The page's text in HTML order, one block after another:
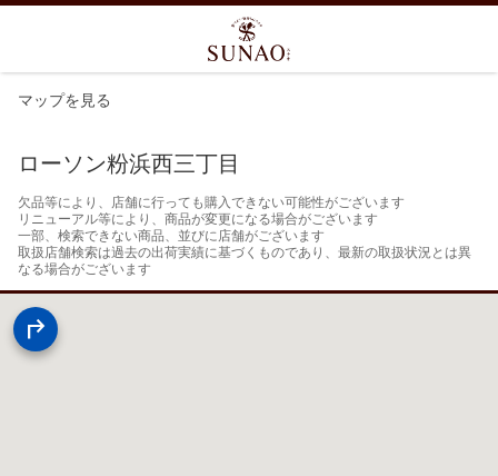
マップを見る
ローソン粉浜西三丁目
欠品等により、店舗に行っても購入できない可能性がございます
リニューアル等により、商品が変更になる場合がございます
一部、検索できない商品、並びに店舗がございます
取扱店舗検索は過去の出荷実績に基づくものであり、最新の取扱状況とは異
なる場合がございます